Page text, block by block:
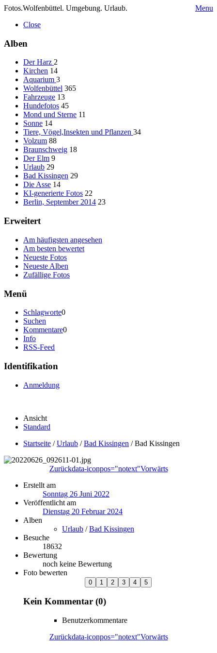
Fotos.Wolfenbüttel. Umgebung. Urlaub.
Menu
Close
Alben
Der Harz 2
Kirchen 14
Aquarium 3
Wolfenbüttel 365
Fahrzeuge 13
Hundefotos 45
Mond und Sterne 11
Sonne 14
Tiere, Vögel,Insekten und Pflanzen 34
Volzum 88
Braunschweig 18
Der Elm 9
Urlaub 29
Bad Kissingen 29
Die Asse 14
KI-generierte Fotos 22
Berlin, September 2014 23
Erweitert
Am häufigsten angesehen
Am besten bewertet
Neueste Fotos
Neueste Alben
Zufällige Fotos
Menü
Schlagworte0
Suchen
Kommentare0
Info
RSS-Feed
Identifikation
Anmeldung
Ansicht
Standard
Startseite /Urlaub /Bad Kissingen /Bad Kissingen
Zurückdata-iconpos="notext"Vorwärts
Erstellt am
Sonntag 26 Juni 2022
Veröffentlicht am
Dienstag 20 Februar 2024
Alben
Urlaub /Bad Kissingen
Besuche
18632
Bewertung
noch keine Bewertung
Foto bewerten
Kein Kommentar (0)
Benutzerkommentare
Zurückdata-iconpos="notext"Vorwärts